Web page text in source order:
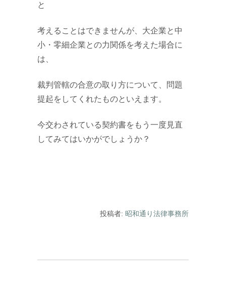
と
考えることはできませんが、大企業と中
小・零細企業との力関係を考えた場合に
は、
裁判管轄の合意の取り方について、問題
提起をしてくれたものといえます。
今交わされている契約書をもう一度見直
してみてはいかがでしょうか？
投稿者: 昭和通り法律事務所